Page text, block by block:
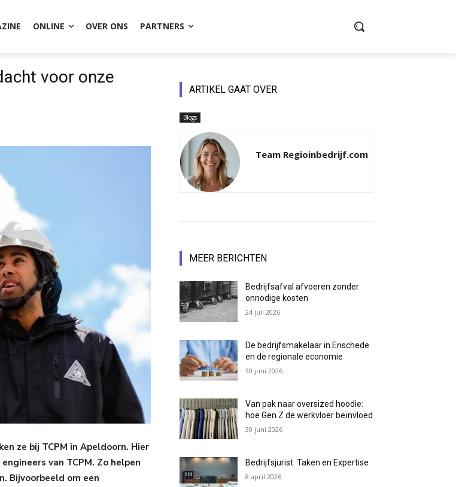
ONLINE OVER ONS PARTNERS
voor onze
ze bij TCPM in Apeldoorn. Hier
van TCPM. Zo helpen
Bijvoorbeeld om een
ARTIKEL GAAT OVER
Blogs
Team Regioinbedrijf.com
MEER BERICHTEN
Bedrijfsafval afvoeren zonder
onnodige kosten
24 juli 2026
De bedrijfsmakelaar in Enschede
en de regionale economie
30 juni 2026
Van pak naar oversized hoodie:
hoe Gen Z de werkvloer beïnvloed
30 juni 2026
Bedrijfsjurist: Taken en Expertise
8 april 2026